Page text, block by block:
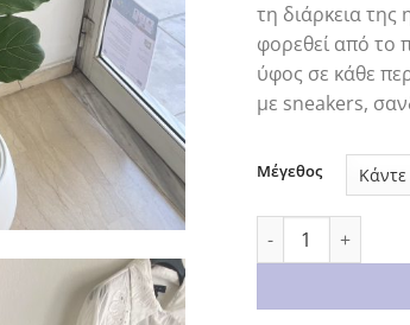
τη διάρκεια
φορεθεί από το
ύφος σε κάθε
με sneakers,
Μέγεθος
Black every day